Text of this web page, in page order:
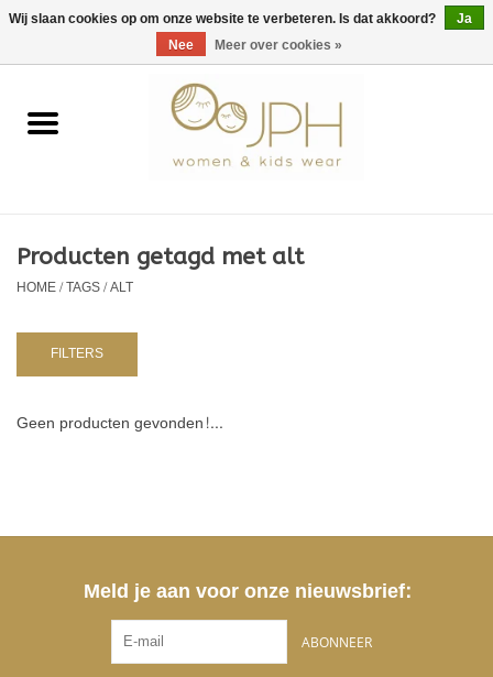
EUR/GBP/USD 0 Artikelen - €0,00
Home
Kids
NURSERY / TABLEWARE
Producten getagd met alt
HOME/TAGS/ALT
FILTERS
Geen producten gevonden!...
Meld je aan voor onze nieuwsbrief:
ABONNEER
Wij slaan cookies op om onze website te verbeteren. Is dat akkoord?
Ja
Nee
Meer over cookies »